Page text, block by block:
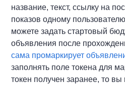
название, текст, ссылку на
показов одному
можете задать стартовый
объявления после
сама промаркирует
заполнять поле токена для
токен получен заранее, то вы